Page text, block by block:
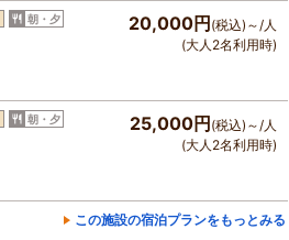
朝・夕 20,000円 (税込)～/人
(大人2名利用時)
朝・夕 25,000円 (税込)～/人
(大人2名利用時)
この施設の宿泊プランをもっとみる